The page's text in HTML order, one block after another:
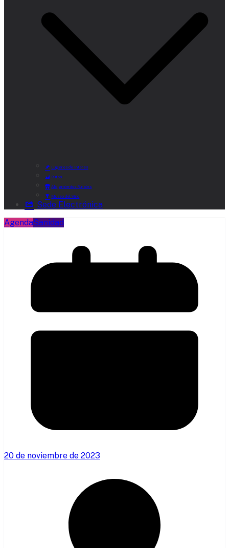
Lugares de Interés
Rutas
Alojamientos Rurales
Museo del Vino
Sede Electrónica
AgendaSanidad
20 de noviembre de 2023